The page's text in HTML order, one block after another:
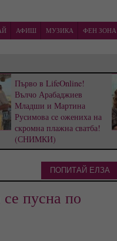
АФИШ МУЗИКА ФЕН ЗОНА
Първо в LifeOnline!
Вълчо Арабаджиев
Младши и Мартина
Русимова сe oжениха на
скромна плажна сватба!
(СНИМКИ)
пусна по
ПОПИТАЙ ЕЛЗА